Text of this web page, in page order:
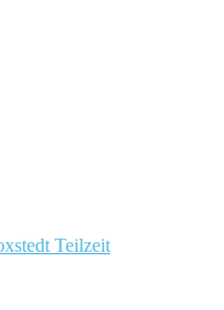
Teilzeit